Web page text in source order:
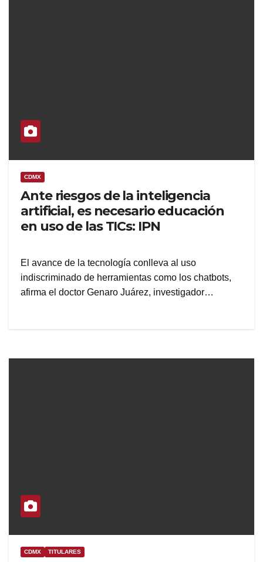
CDMX
Ante riesgos de la inteligencia
artificial, es necesario educación
en uso de las TICs: IPN
El avance de la tecnología conlleva al uso
indiscriminado de herramientas como los chatbots,
afirma el doctor Genaro Juárez, investigador…
CDMX TITULARES